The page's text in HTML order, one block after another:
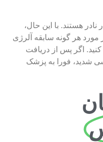
هستند. با این حال،
هر گونه سابقه آلرژی
اگر پس از دریافت
شدید، فورا به پزشک